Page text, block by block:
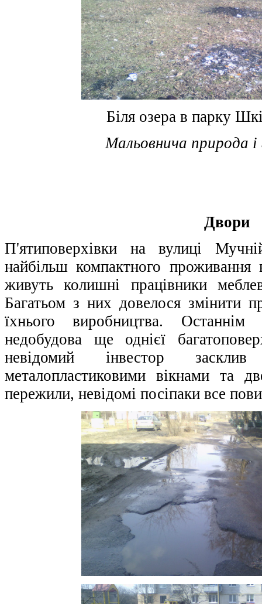
Біля озера в парку
Мальовнича природа
Двори
П'ятиповерхівки на вулиці
найбільш компактного
живуть колишні працівники
Багатьом з них довелося змінити
їхнього виробництва.
недобудова ще однієї
невідомий інвестор
металопластиковими вікнами та
пережили, невідомі посіпаки все